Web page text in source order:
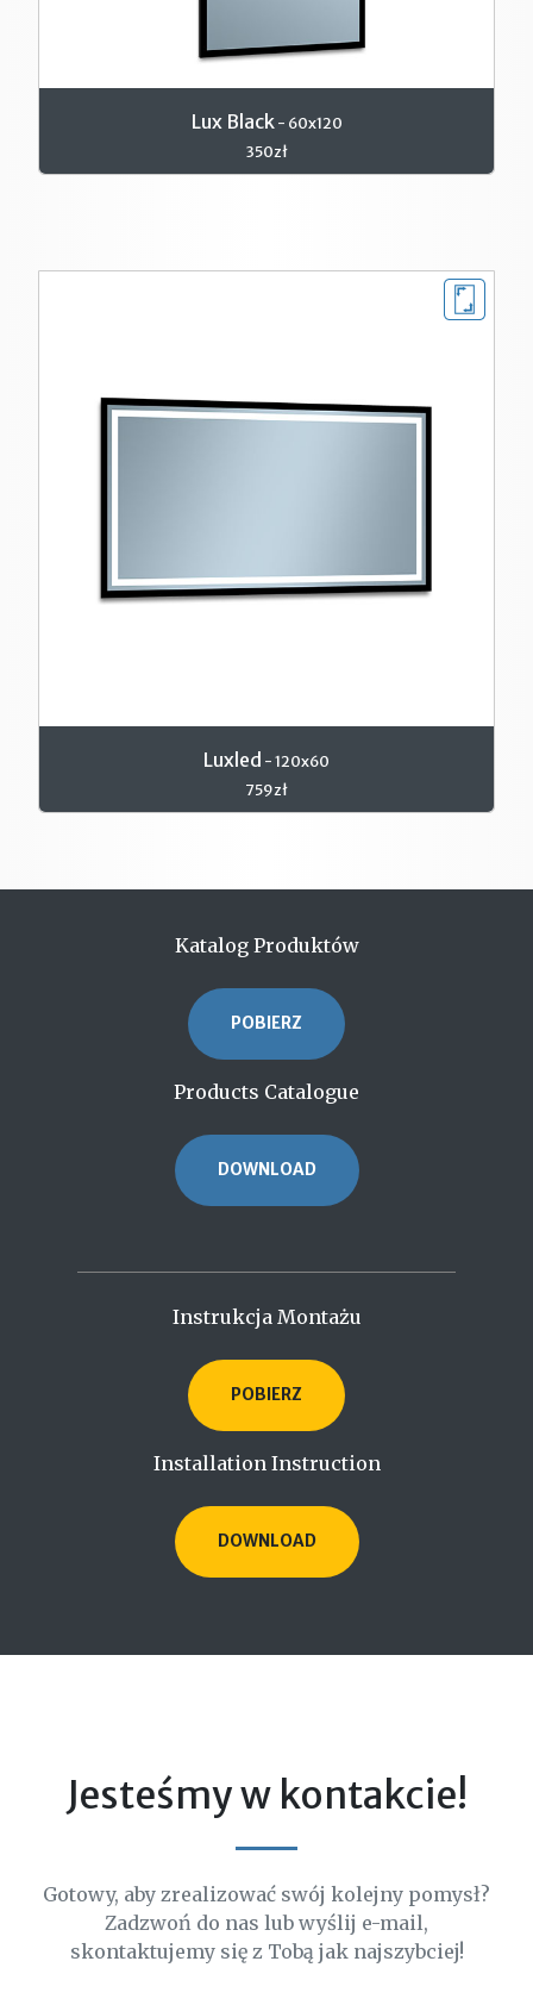
Lux Black- 60x120
350zł
Luxled - 120x60
759zł
Katalog Produktów
POBIERZ
Products Catalogue
DOWNLOAD
Instrukcja Montażu
POBIERZ
Installation Instruction
DOWNLOAD
Jesteśmy w kontakcie!
Gotowy, aby zrealizować swój kolejny pomysł?
Zadzwoń do nas lub wyślij e-mail,
skontaktujemy się z Tobą jak najszybciej!